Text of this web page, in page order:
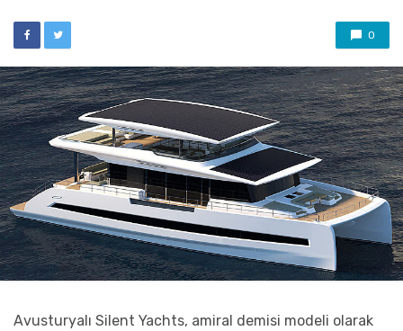
0
Avusturyalı Silent Yachts, amiral demisi modeli olarak